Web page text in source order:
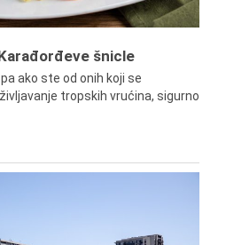
šnicle
ako ste od onih koji se
tropskih vrućina, sigurno